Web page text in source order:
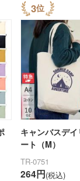
3
キャンバスデ
ート（M）
TR-0751
264円(税込)